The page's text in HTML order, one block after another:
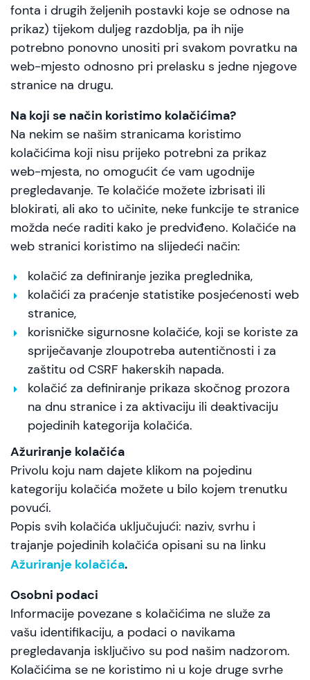
fonta i drugih željenih postavki koje se odnose na
prikaz) tijekom duljeg razdoblja, pa ih nije
potrebno ponovno unositi pri svakom povratku na
web-mjesto odnosno pri prelasku s jedne njegove
stranice na drugu.
Na koji se način koristimo kolačićima?
Na nekim se našim stranicama koristimo
kolačićima koji nisu prijeko potrebni za prikaz
web-mjesta, no omogućit će vam ugodnije
pregledavanje. Te kolačiće možete izbrisati ili
blokirati, ali ako to učinite, neke funkcije te stranice
možda neće raditi kako je predviđeno. Kolačiće na
web stranici koristimo na slijedeći način:
kolačić za definiranje jezika preglednika,
kolačići za praćenje statistike posjećenosti web
stranice,
korisničke sigurnosne kolačiće, koji se koriste za
spriječavanje zloupotreba autentičnosti i za
zaštitu od CSRF hakerskih napada.
kolačić za definiranje prikaza skočnog prozora
na dnu stranice i za aktivaciju ili deaktivaciju
pojedinih kategorija kolačića.
Ažuriranje kolačića
Privolu koju nam dajete klikom na pojedinu
kategoriju kolačića možete u bilo kojem trenutku
povući.
Popis svih kolačića uključujući: naziv, svrhu i
trajanje pojedinih kolačića opisani su na linku
Ažuriranje kolačića.
Osobni podaci
Informacije povezane s kolačićima ne služe za
vašu identifikaciju, a podaci o navikama
pregledavanja isključivo su pod našim nadzorom.
Kolačićima se ne koristimo ni u koje druge svrhe